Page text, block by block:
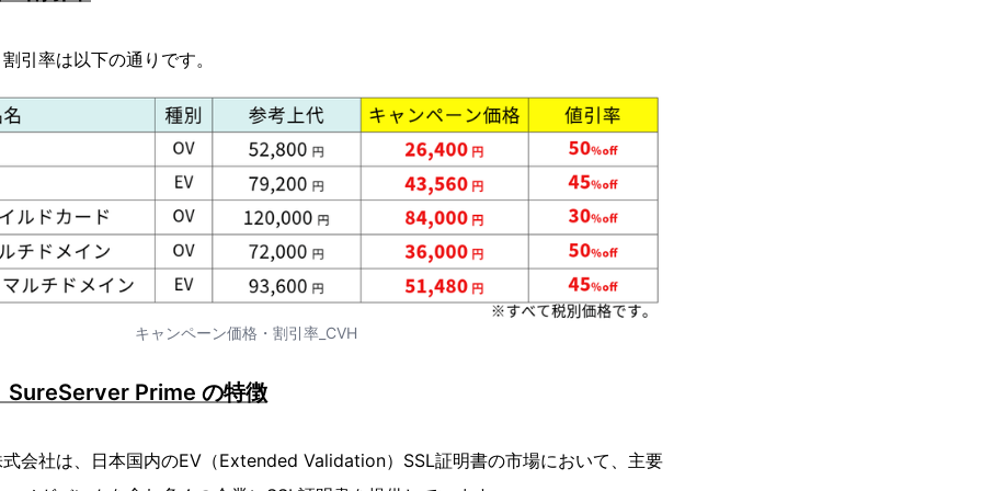
引率は以下の通りです。
キャンペーン価格・割引率_CVH
SureServer Prime の特徴
会社は、日本国内のEV（Extended Validation）SSL証明書の市場において、主要